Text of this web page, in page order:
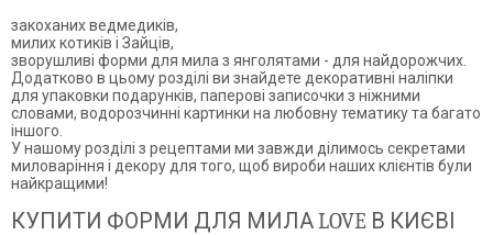
закоханих ведмедиків,
милих котиків і Зайців,
зворушливі форми для мила з янголятами - для найдорожчих.
Додатково в цьому розділі ви знайдете декоративні наліпки
для упаковки подарунків, паперові записочки з ніжними
словами, водорозчинні картинки на любовну тематику та багато
іншого.
У нашому розділі з рецептами ми завжди ділимось секретами
миловаріння і декору для того, щоб вироби наших клієнтів були
найкращими!
КУПИТИ ФОРМИ ДЛЯ МИЛА LOVE В КИЄВІ